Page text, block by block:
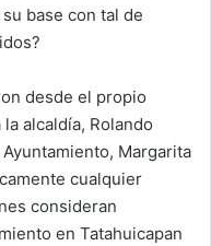
base con tal de
desde el propio
alcaldía, Rolando
Margarita
cualquier
consideran
en Tatahuicapan